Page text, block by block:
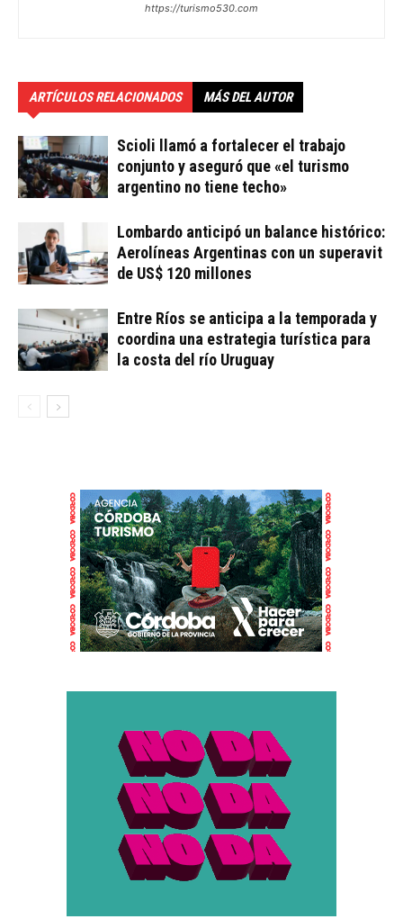
https://turismo530.com
ARTÍCULOS RELACIONADOS MÁS DEL AUTOR
Scioli llamó a fortalecer el trabajo
conjunto y aseguró que «el turismo
argentino no tiene techo»
Lombardo anticipó un balance histórico:
Aerolíneas Argentinas con un superavit
de US$ 120 millones
Entre Ríos se anticipa a la temporada y
coordina una estrategia turística para
la costa del río Uruguay